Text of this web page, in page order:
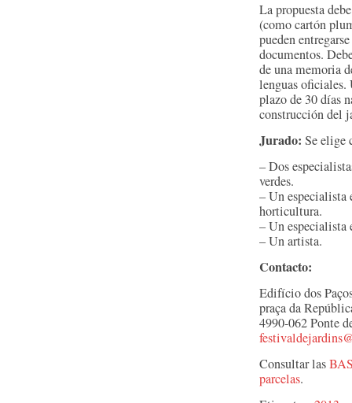
La propuesta
(como cartón
pueden
documentos.
de una memoria
lenguas oficiales.
plazo de 30 días
construcción del
Jurado: Se elige
– Dos
verdes.
– Un
horticultura.
– Un especialista
– Un artista.
Contacto:
Edifício dos
praça da
4990-062 Ponte
Consultar las
parcelas.